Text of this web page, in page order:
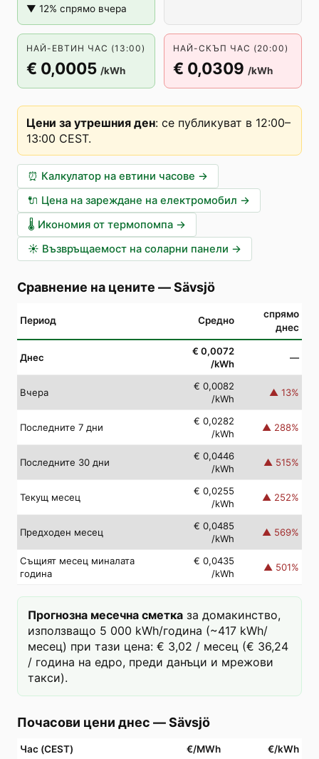
▼ 12% спрямо вчера
НАЙ-ЕВТИН ЧАС (13:00)
€ 0,0005 /kWh
НАЙ-СКЪП ЧАС (20:00)
€ 0,0309 /kWh
Цени за утрешния ден: се публикуват в 12:00–
13:00 CEST.
⏰ Калкулатор на евтини часове →
🔌 Цена на зареждане на електромобил →
🌡️ Икономия от термопомпа →
☀️ Възвръщаемост на соларни панели →
Сравнение на цените —Sävsjö
Период Средно
спрямо
днес
Днес
€ 0,0072
/kWh
—
Вчера
€ 0,0082
/kWh
▲ 13%
Последните 7 дни
€ 0,0282
/kWh
▲ 288%
Последните 30 дни
€ 0,0446
/kWh
▲ 515%
Текущ месец
€ 0,0255
/kWh
▲ 252%
Предходен месец
€ 0,0485
/kWh
▲ 569%
Същият месец миналата
година
€ 0,0435
/kWh
▲ 501%
Прогнозна месечна сметка за домакинство,
използващо 5 000 kWh/година (~417 kWh/
месец) при тази цена: € 3,02 / месец (€ 36,24
/ година на едро, преди данъци и мрежови
такси).
Почасови цени днес —Sävsjö
Час (CEST) €/MWh €/kWh